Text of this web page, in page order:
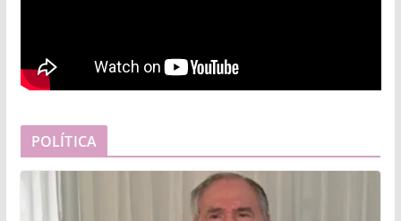
POLÍTICA